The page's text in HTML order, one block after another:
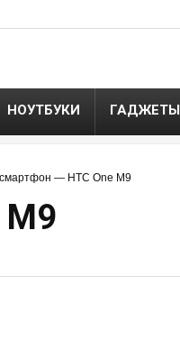
НОУТБУКИ ГАДЖЕТЫ
— HTC One M9